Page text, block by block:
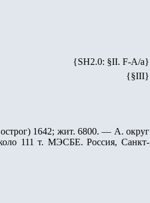
{SH2.0: §II. F-A/a}
{§III}
1642; жит. 6800. — А. округ
111 т. МЭСБЕ. Россия, Санкт-